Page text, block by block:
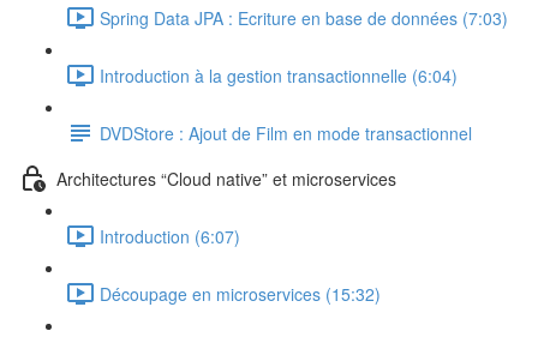
Spring Data JPA : Ecriture en base de données (7:03)
Introduction à la gestion transactionnelle (6:04)
DVDStore : Ajout de Film en mode transactionnel
Architectures “Cloud native” et microservices
Introduction (6:07)
Découpage en microservices (15:32)